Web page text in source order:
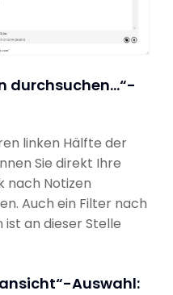
durchsuchen…“-
linken Hälfte der
Sie direkt Ihre
nach Notizen
Auch ein Filter nach
ist an dieser Stelle
Auswahl: